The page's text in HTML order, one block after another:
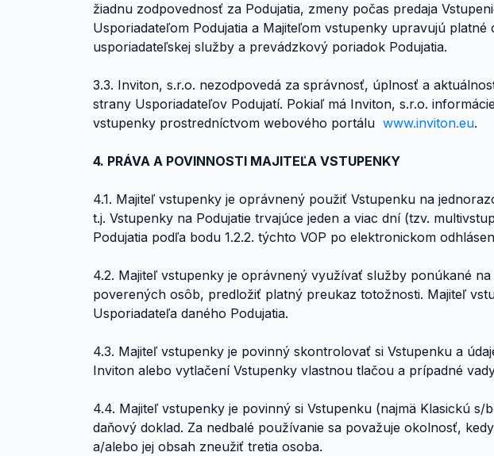
žiadnu zodpovednosť za Podujatia, zmeny počas predaja
Usporiadateľom Podujatia a Majiteľom vstupenky upravujú
usporiadateľskej služby a prevádzkový poriadok Podujatia.
3.3. Inviton, s.r.o. nezodpovedá za správnosť, úplnosť a
strany Usporiadateľov Podujatí. Pokiaľ má Inviton, s.r.o.
vstupenky prostredníctvom webového portálu www.inviton.eu.
4. PRÁVA A POVINNOSTI MAJITEĽA VSTUPENKY
4.1. Majiteľ vstupenky je oprávnený použiť Vstupenku na
t.j. Vstupenky na Podujatie trvajúce jeden a viac dní (tzv.
Podujatia podľa bodu 1.2.2. týchto VOP po elektronickom
4.2. Majiteľ vstupenky je oprávnený využívať služby ponúkané
poverených osôb, predložiť platný preukaz totožnosti. Majiteľ
Usporiadateľa daného Podujatia.
4.3. Majiteľ vstupenky je povinný skontrolovať si Vstupenku a
Inviton alebo vytlačení Vstupenky vlastnou tlačou a prípadné
4.4. Majiteľ vstupenky je povinný si Vstupenku (najmä Klasickú
daňový doklad. Za nedbalé používanie sa považuje okolnosť,
a/alebo jej obsah zneužiť tretia osoba.